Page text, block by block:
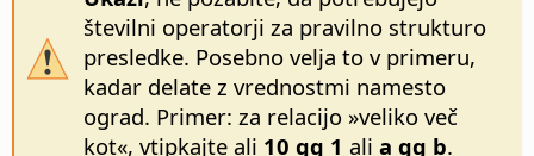
številni operatorji za pravilno strukturo
presledke. Posebno velja to v primeru,
kadar delate z vrednostmi namesto
ograd. Primer: za relacijo »veliko več
kot«, vtipkajte ali 10 gg 1 ali a gg b.